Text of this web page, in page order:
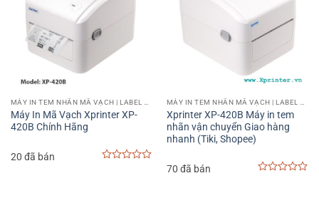
Máy In Mã Vạch Xprinter XP-
420B Chính Hãng
20 đã bán
Xprinter XP-420B Máy in tem
nhãn vận chuyển Giao hàng
nhanh (Tiki, Shopee)
70 đã bán